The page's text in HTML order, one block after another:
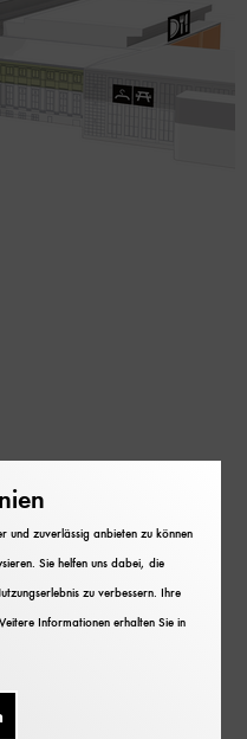
und zuverlässig anbieten zu können
Sie helfen uns dabei, die
zu verbessern. Ihre
Informationen erhalten Sie in